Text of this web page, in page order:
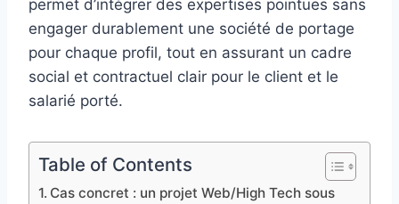
permet d’intégrer des expertises pointues sans
engager durablement une société de portage
pour chaque profil, tout en assurant un cadre
social et contractuel clair pour le client et le
salarié porté.
Table of Contents
Cas concret : un projet Web/High Tech sous